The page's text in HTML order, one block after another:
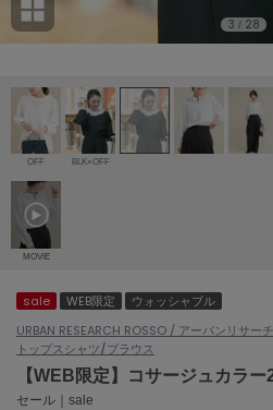
ョン雑貨 (865)
/ランジェリー (127)
ェア (121)
(124)
Ame no chi Hare
アメノチハレ
アモマ
ánuans
アニュアンス
ànuke
アンヌーク
ASICS
Ballelite
バレリット
3 / 28
OFF BLK×OFF
MOVIE
sale WEB限定
ウォッシャブル
URBAN RESEARCH ROSSO / アーバンリサー
トップスシャツ/ブラウス
【WEB限定】コサージュカラ
セール｜sale